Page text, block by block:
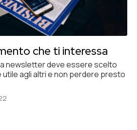
che ti interessa
newsletter deve essere scelto
agli altri e non perdere presto